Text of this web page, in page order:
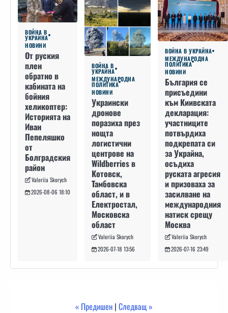
ВОЙНА В
УКРАЙНА
НОВИНИ
От руския
плен
обратно в
кабината на
бойния
хеликоптер:
Историята на
Иван
Пепеляшко
от
Болградския
район
Valeriia Skorych
2026-08-06 18:10
ВОЙНА В
УКРАЙНА
МЕЖДУНАРОДНА
ПОЛИТИКА
НОВИНИ
Украински
дронове
поразиха през
нощта
логистични
центрове на
Wildberries в
Котовск,
Тамбовска
област, и в
Електростал,
Московска
област
Valeriia Skorych
2026-07-18 13:56
ВОЙНА В УКРАЙНА
МЕЖДУНАРОДНА
ПОЛИТИКА
НОВИНИ
България се
присъедини
към Киивската
декларация:
участниците
потвърдиха
подкрепата си
за Украйна,
осъдиха
руската агресия
и призоваха за
засилване на
международния
натиск срещу
Москва
Valeriia Skorych
2026-07-16 23:49
« Предишен | Следващ »